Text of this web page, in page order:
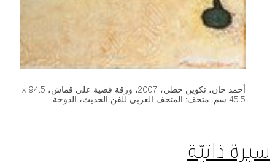
أحمد خان، تكوين خطي، 2007، ورقة فضية على قماش، 94.5 ×
45.5 سم. متحف: المتحف العربي للفن الحديث، الدوحة.
سيرة ذاتيّة